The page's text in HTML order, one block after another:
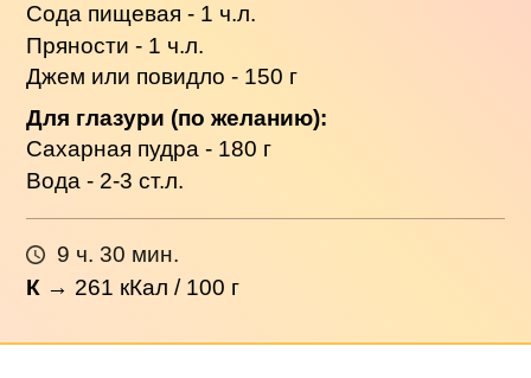
Сода пищевая - 1 ч.л.
Пряности - 1 ч.л.
Джем или повидло - 150 г
Для глазури (по желанию):
Сахарная пудра - 180 г
Вода - 2-3 ст.л.
9 ч. 30 мин.
К → 261 кКал / 100 г